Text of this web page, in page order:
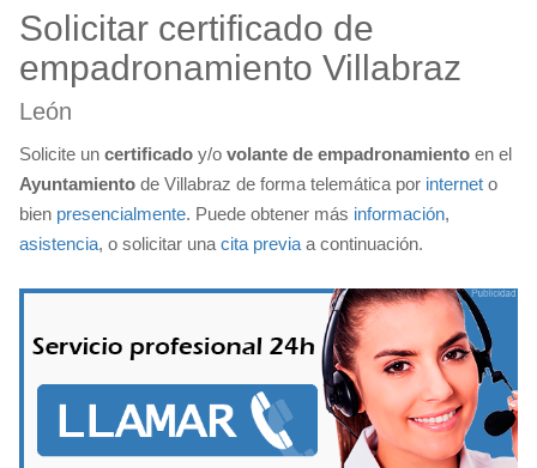
Solicitar certificado de
empadronamiento Villabraz
León
Solicite un certificado y/o volante de empadronamiento en el
Ayuntamiento de Villabraz de forma telemática por internet o
bien presencialmente. Puede obtener más información,
asistencia, o solicitar una cita previa a continuación.